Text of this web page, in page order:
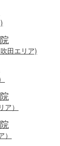
田エリア)
ア）